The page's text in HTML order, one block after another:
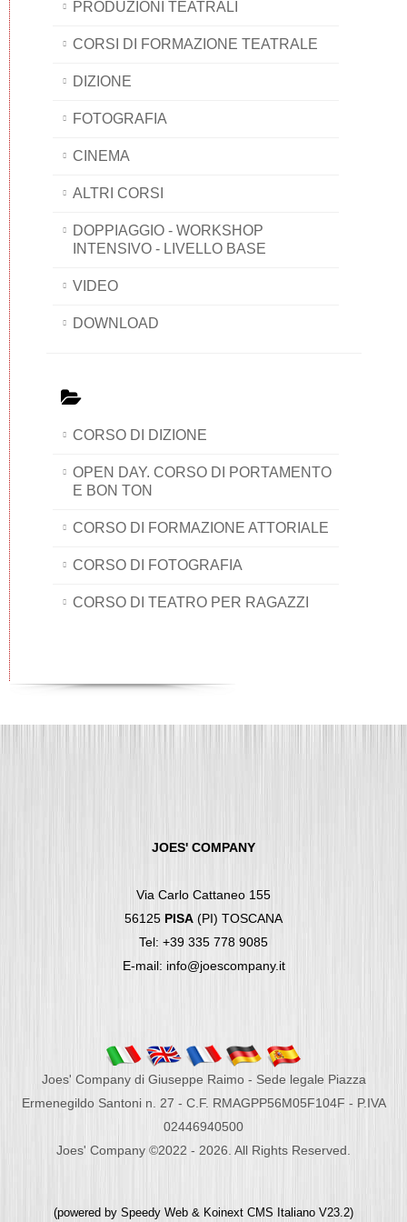
PRODUZIONI TEATRALI
CORSI DI FORMAZIONE TEATRALE
DIZIONE
FOTOGRAFIA
CINEMA
ALTRI CORSI
DOPPIAGGIO - WORKSHOP
INTENSIVO - LIVELLO BASE
VIDEO
DOWNLOAD
CORSO DI DIZIONE
OPEN DAY. CORSO DI PORTAMENTO
E BON TON
CORSO DI FORMAZIONE ATTORIALE
CORSO DI FOTOGRAFIA
CORSO DI TEATRO PER RAGAZZI
JOES' COMPANY
Via Carlo Cattaneo 155
56125 PISA (PI) TOSCANA
Tel: +39 335 778 9085
E-mail: info@joescompany.it
Joes' Company di Giuseppe Raimo - Sede legale Piazza
Ermenegildo Santoni n. 27 - C.F. RMAGPP56M05F104F - P.IVA
02446940500
Joes' Company ©2022 - 2026. All Rights Reserved.
(powered by Speedy Web & Koinext CMS Italiano V23.2)